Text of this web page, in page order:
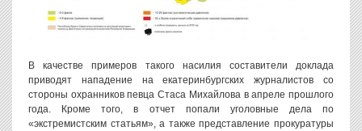
В качестве примеров такого насилия составители доклада
приводят нападение на екатеринбургских журналистов со
стороны охранников певца Стаса Михайлова в апреле прошлого
года. Кроме того, в отчет попали уголовные дела по
«экстремистским статьям», а также представление прокуратуры